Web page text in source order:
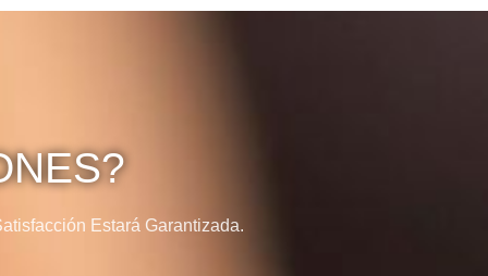
Estará Garantizada.